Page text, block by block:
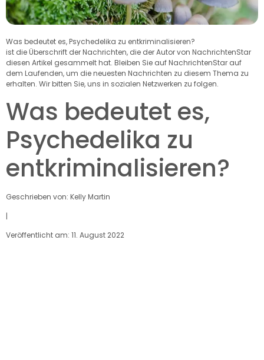
Was bedeutet es, Psychedelika zu entkriminalisieren?
ist die Überschrift der Nachrichten, die der Autor von NachrichtenStar
diesen Artikel gesammelt hat. Bleiben Sie auf NachrichtenStar auf
dem Laufenden, um die neuesten Nachrichten zu diesem Thema zu
erhalten. Wir bitten Sie, uns in sozialen Netzwerken zu folgen.
Was bedeutet es,
Psychedelika zu
entkriminalisieren?
Geschrieben von: Kelly Martin
|
Veröffentlicht am: 11. August 2022